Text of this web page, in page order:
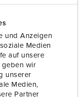
und Anzeigen
Medien
auf unsere
geben wir
unserer
Medien,
Partner